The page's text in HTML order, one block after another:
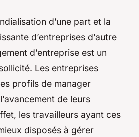
d’une part et la
d’entreprises d’autre
d’entreprise est un
Les entreprises
profils de manager
de leurs
les travailleurs ayant ces
disposés à gérer